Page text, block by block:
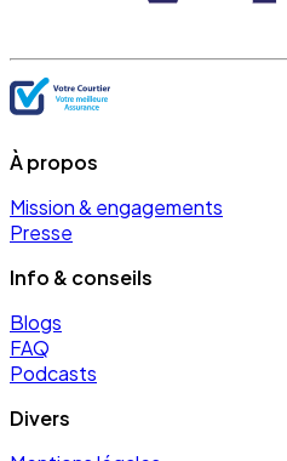
À propos
Mission & engagements
Presse
Info & conseils
Blogs
FAQ
Podcasts
Divers